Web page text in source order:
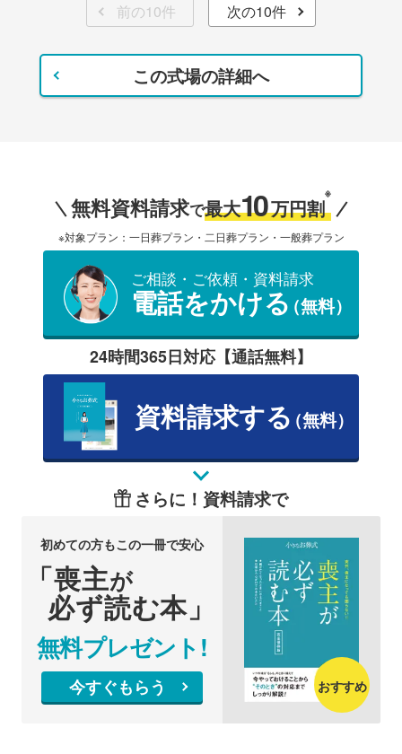
前の10件 次の10件
この式場の詳細へ
無料資料請求で最大10万円割
※
※対象プラン：一日葬プラン・二日葬プラン・一般葬プラン
ご相談・ご依頼・資料請求
電話をかける（無料）
24時間365日対応【通話無料】
資料請求する（無料）
さらに！資料請求で
初めての方もこの一冊で安心
「喪主が
必ず読む本」
無料プレゼント!
今すぐもらう おすすめ